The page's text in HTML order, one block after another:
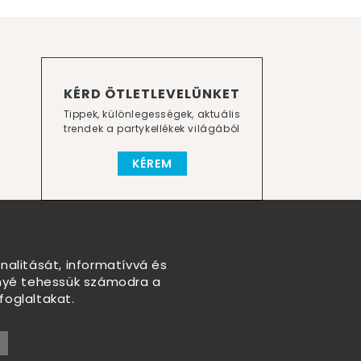
KÉRD ÖTLETLEVELÜNKET
Tippek, különlegességek, aktuális
trendek a partykellékek világából
KÉREM
informatívvá és
tehessük számodra a
foglaltakat.